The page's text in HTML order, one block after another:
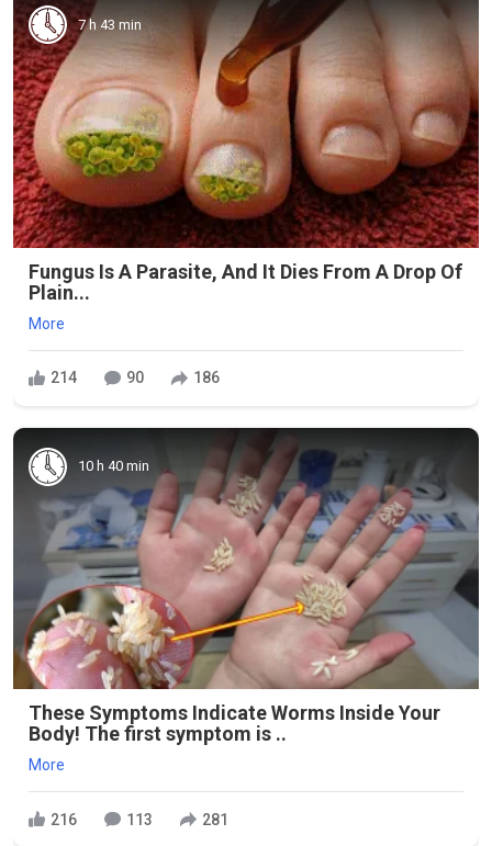
7 h 43 min
Fungus Is A Parasite, And It Dies From A Drop Of
Plain...
More
214 90 186
10 h 40 min
These Symptoms Indicate Worms Inside Your
Body! The first symptom is ..
More
216 113 281